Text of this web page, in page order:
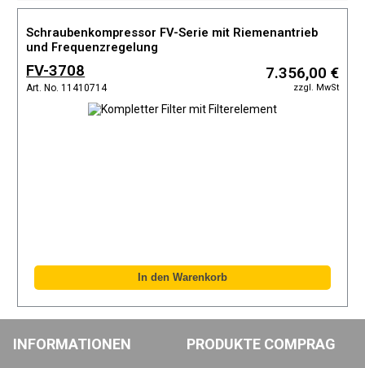
Schraubenkompressor FV-Serie mit Riemenantrieb
und Frequenzregelung
FV-3708
Art. No. 11410714
7.356,00 €
zzgl. MwSt
INFORMATIONEN PRODUKTE COMPRAG